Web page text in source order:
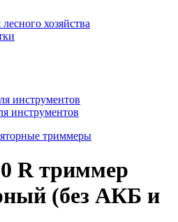
хозяйства
инструментов
инструментов
триммеры
R триммер
(без АКБ и